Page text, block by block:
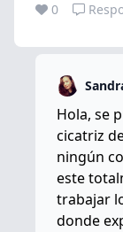
0
Hola, se
cicatriz
ningún
este
trabajar
donde